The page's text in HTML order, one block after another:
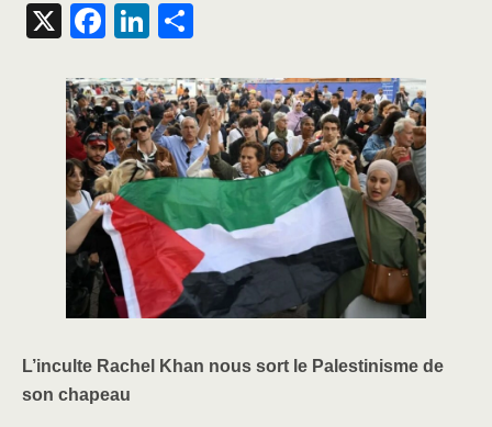
X
F
c
e
b
o
o
k
Li
k
e
dI
n
ar
e
L’inculte Rachel Khan nous sort le Palestinisme de
son chapeau